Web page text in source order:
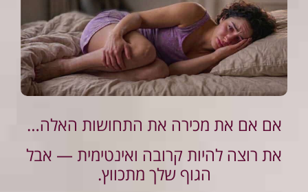
אם אם את מכירה את התחושות האלה…
את רוצה להיות קרובה ואינטימית — אבל
הגוף שלך מתכווץ.